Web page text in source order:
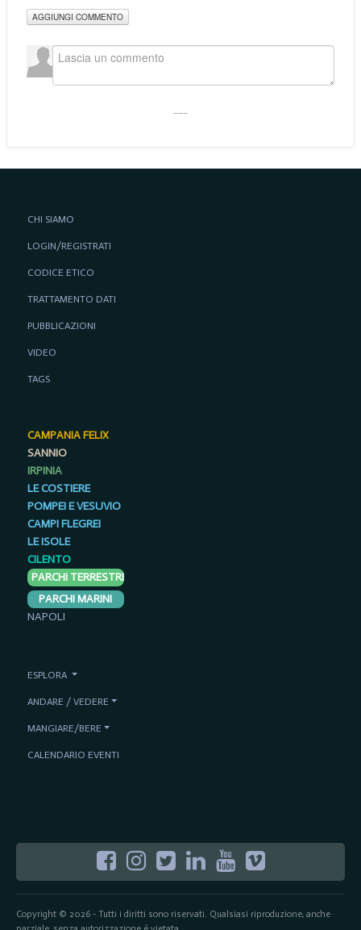
AGGIUNGI COMMENTO
Copyright © 2026 - Tutti i diritti sono riservati. Qualsiasi riproduzione, anche
CHI SIAMO
LOGIN/REGISTRATI
CODICE ETICO
TRATTAMENTO DATI
PUBBLICAZIONI
VIDEO
TAGS
CAMPANIA FELIX
SANNIO
IRPINIA
LE COSTIERE
POMPEI E VESUVIO
CAMPI FLEGREI
LE ISOLE
CILENTO
PARCHI TERRESTRI
PARCHI MARINI
NAPOLI
ESPLORA
ANDARE / VEDERE
MANGIARE/BERE
CALENDARIO EVENTI